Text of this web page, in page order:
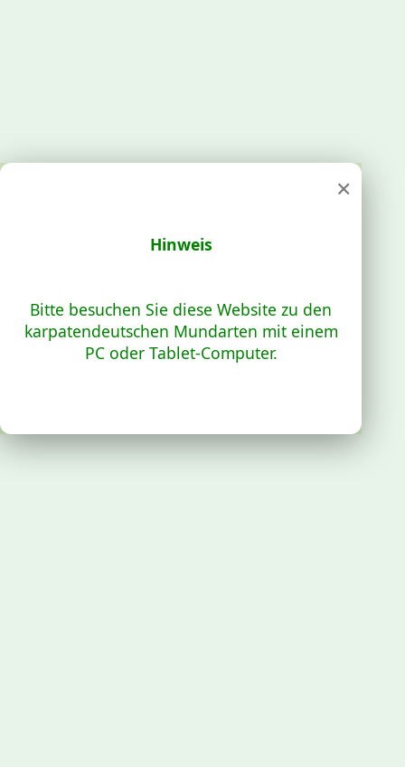
×
Hinweis
Bitte besuchen Sie diese Website zu den
karpatendeutschen Mundarten mit einem
PC oder Tablet-Computer.